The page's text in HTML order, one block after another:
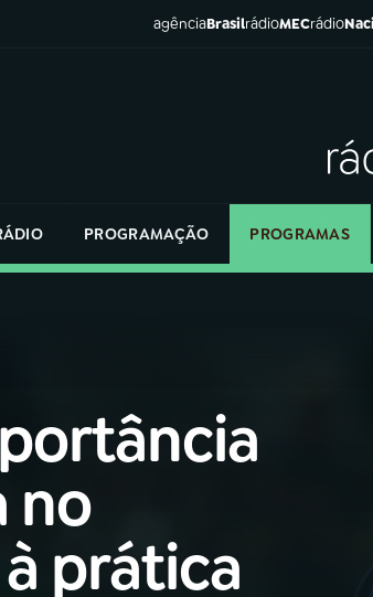
agênciaBrasilrádioMECrádio
PROGRAMAÇÃO PROGRAMAS
no
prática